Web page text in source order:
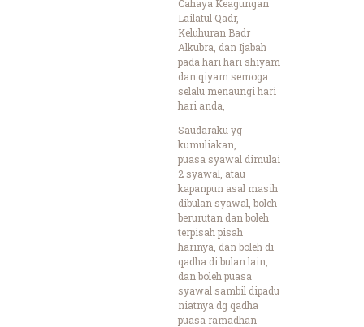
Cahaya Keagungan
Lailatul Qadr,
Keluhuran Badr
Alkubra, dan Ijabah
pada hari hari shiyam
dan qiyam semoga
selalu menaungi hari
hari anda,
Saudaraku yg
kumuliakan,
puasa syawal dimulai
2 syawal, atau
kapanpun asal masih
dibulan syawal, boleh
berurutan dan boleh
terpisah pisah
harinya, dan boleh di
qadha di bulan lain,
dan boleh puasa
syawal sambil dipadu
niatnya dg qadha
puasa ramadhan